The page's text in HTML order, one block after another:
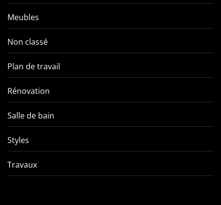
Meubles
Non classé
Plan de travail
Rénovation
Salle de bain
Styles
Travaux